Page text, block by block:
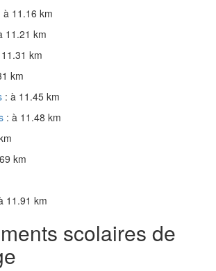
à 11.16 km
11.21 km
km
km
: à 11.45 km
: à 11.48 km
km
11.91 km
scolaires de